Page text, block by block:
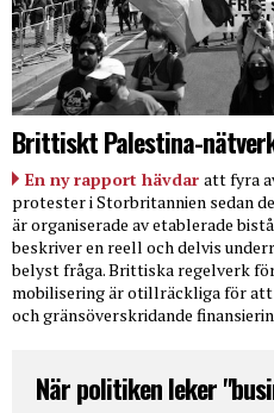
Brittiskt Palestina-
En ny rapport hävdar att fyra
protester i Storbritannien sedan
är organiserade av etablerade
beskriver en reell och delvis
belyst fråga. Brittiska regelverk
mobilisering är otillräckliga för
och gränsöverskridande
När politiken leker